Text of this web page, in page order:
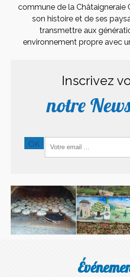
commune de la Châtaigneraie
son histoire et de ses
transmettre aux
environnement propre avec
Inscrivez
notre
(obligatoire)
OK